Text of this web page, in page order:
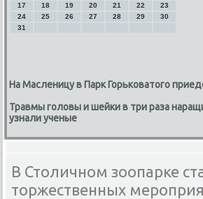
17
18 19 20 21 22
23
24
25 26 27 28 29
30
31
На Масленицу в Парк Горьковатого
Травмы головы и шейки в три раза
узнали ученые
В Столичном зоопарке
торжественных